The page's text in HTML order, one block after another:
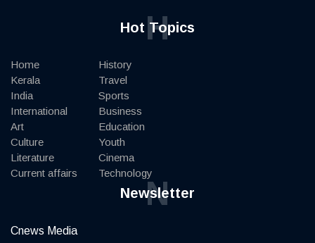
Hot Topics
H
Home
Kerala
India
International
Art
Culture
Literature
Current affairs
History
Travel
Sports
Business
Education
Youth
Cinema
Technology
Newsletter
N
Cnews Media